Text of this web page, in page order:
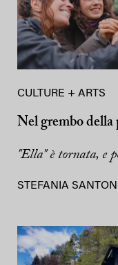
CULTURE + ARTS
Nel grembo della
"Ella" è tornata, e
STEFANIA